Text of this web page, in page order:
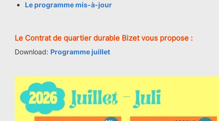
Le programme mis-à-jour
Le Contrat de quartier durable Bizet vous propose :
Download: Programme juillet